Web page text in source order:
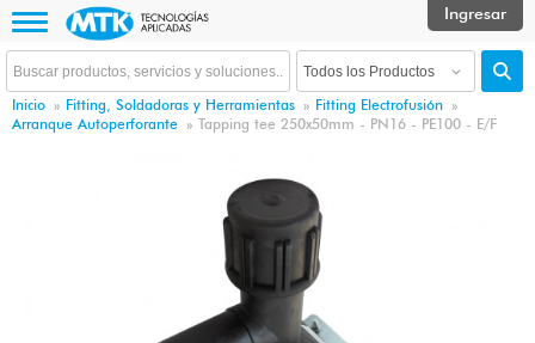
Inicio » Fitting, Soldadoras y Herramientas » Fitting Electrofusión »
Arranque Autoperforante » Tapping tee 250x50mm - PN16 - PE100 - E/F